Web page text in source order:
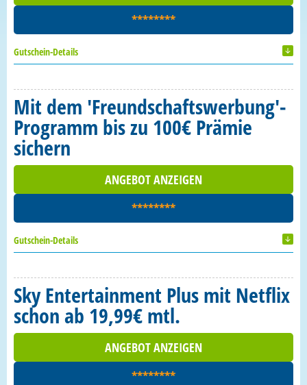
********
Gutschein-Details
Mit dem 'Freundschaftswerbung'-
Programm bis zu 100€ Prämie
sichern
ANGEBOT ANZEIGEN
********
Gutschein-Details
Sky Entertainment Plus mit Netflix
schon ab 19,99€ mtl.
ANGEBOT ANZEIGEN
********